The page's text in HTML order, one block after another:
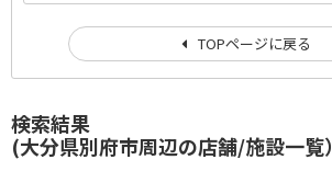
検索結果
(大分県別府市周辺の店舗/施設一覧）
TOPページに戻る